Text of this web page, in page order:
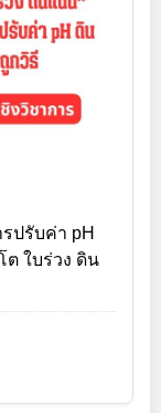
ปรับค่า pH
ใบร่วง ดิน